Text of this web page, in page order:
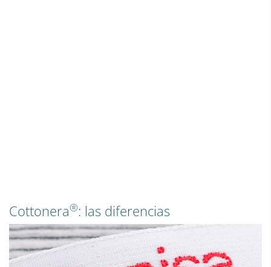
Cottonera®: las diferencias